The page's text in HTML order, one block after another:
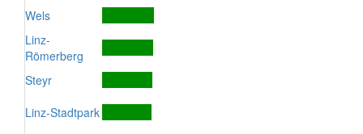
Wels
Linz-
Römerberg
Steyr
Linz-Stadtpark